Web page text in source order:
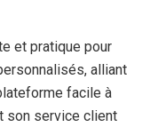
et pratique pour
alliant
facile à
son service client